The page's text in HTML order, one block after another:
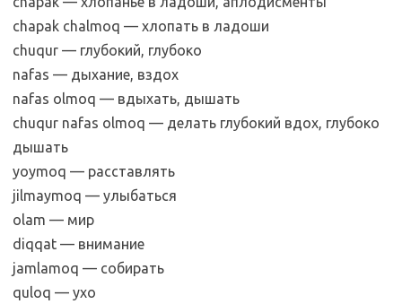
chapak chalmoq — хлопать в ладоши
chuqur — глубокий, глубоко
nafas — дыхание, вздох
nafas olmoq — вдыхать, дышать
chuqur nafas olmoq — делать глубокий вдох, глубоко
дышать
yoymoq — расставлять
jilmaymoq — улыбаться
olam — мир
diqqat — внимание
jamlamoq — собирать
quloq — ухо